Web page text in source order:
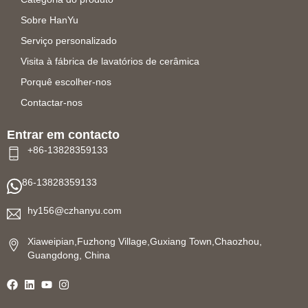
Sobre HanYu
Serviço personalizado
Visita à fábrica de lavatórios de cerâmica
Porquê escolher-nos
Contactar-nos
Entrar em contacto
+86-13828359133
86-13828359133
hy156@czhanyu.com
Xiaweipian,Fuzhong Village,Guxiang Town,Chaozhou,
Guangdong, China